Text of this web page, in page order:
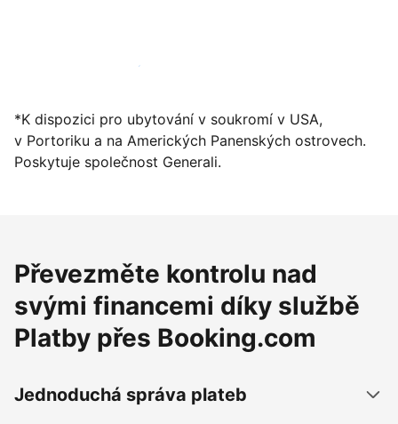
Zaregistrovat ubytování už dnes
*K dispozici pro ubytování v soukromí v USA,
v Portoriku a na Amerických Panenských ostrovech.
Poskytuje společnost Generali.
Převezměte kontrolu nad
svými financemi díky službě
Platby přes Booking.com
Jednoduchá správa plateb